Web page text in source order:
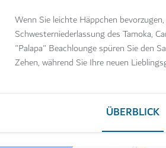
Wenn Sie leichte Häppchen
Schwesterniederlassung des Tamoka,
"Palapa" Beachlounge spüren Sie den
Zehen, während Sie Ihre neuen
ÜBERBLICK